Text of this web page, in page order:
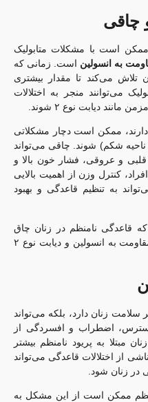
چاقی
است با مشکلات متابولیک
به انسولیناست. زمانی که
می‌کند تا مقدار بیشتری
می‌توانند منجر به اختلالات
دیابت نوع ۲ شوند.
دارند، ممکن است دچار مشکلاتی
شکم) شوند. چاقی می‌تواند
و عروقی، فشار خون بالا و
کنترل وزن از اهمیت بالایی
به تنظیم قاعدگی و بهبود
قاعدگی نامنظم در زنان چاق
می‌تواند به مشکلات متابولیک مانند مقاومت به انسولین و دیابت نوع ۲
سلامت زنان دارد، بلکه می‌تواند
اضطراب و افسردگی از
مبتلا به پریود نامنظم بیشتر
از اختلالات قاعدگی می‌تواند
زنان شود.
ممکن است از این مشکل به